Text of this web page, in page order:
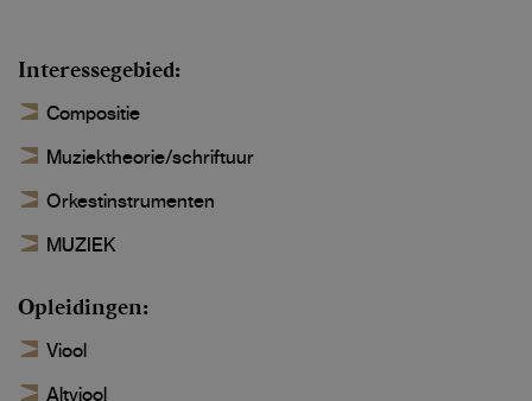
Interessegebied
Compositie
Muziektheorie/schriftuur
Orkestinstrumenten
MUZIEK
Opleidingen
Viool
Altviool